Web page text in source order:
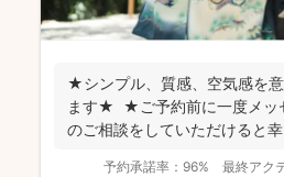
★シンプル、質感、空気感を
ます★ ★ご予約前に一度メッ
のご相談をしていただけると
予約承諾率： 96% 最終アク